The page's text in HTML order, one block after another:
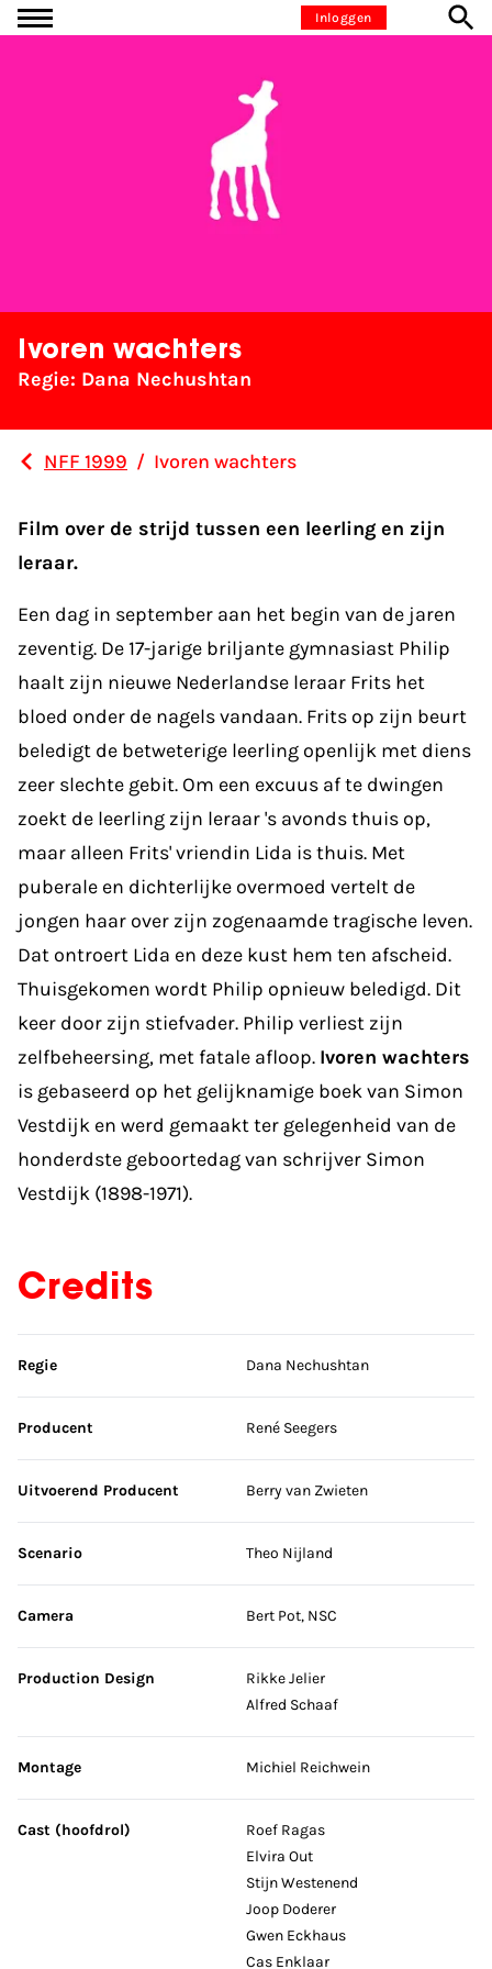
Ga naar inhoudInloggen
Ivoren wachters
Regie: Dana Nechushtan
NFF 1999 / Ivoren wachters
Film over de strijd tussen een leerling en zijn
leraar.
Een dag in september aan het begin van de jaren
zeventig. De 17-jarige briljante gymnasiast Philip
haalt zijn nieuwe Nederlandse leraar Frits het
bloed onder de nagels vandaan. Frits op zijn beurt
beledigt de betweterige leerling openlijk met diens
zeer slechte gebit. Om een excuus af te dwingen
zoekt de leerling zijn leraar 's avonds thuis op,
maar alleen Frits' vriendin Lida is thuis. Met
puberale en dichterlijke overmoed vertelt de
jongen haar over zijn zogenaamde tragische leven.
Dat ontroert Lida en deze kust hem ten afscheid.
Thuisgekomen wordt Philip opnieuw beledigd. Dit
keer door zijn stiefvader. Philip verliest zijn
zelfbeheersing, met fatale afloop. Ivoren wachters
is gebaseerd op het gelijknamige boek van Simon
Vestdijk en werd gemaakt ter gelegenheid van de
honderdste geboortedag van schrijver Simon
Vestdijk (1898-1971).
Credits
Sla credits over
Regie Dana Nechushtan
Producent René Seegers
Uitvoerend Producent Berry van Zwieten
Scenario Theo Nijland
Camera Bert Pot, NSC
Production Design
Rikke Jelier
Alfred Schaaf
Montage Michiel Reichwein
Cast (hoofdrol)
Roef Ragas
Elvira Out
Stijn Westenend
Joop Doderer
Gwen Eckhaus
Cas Enklaar